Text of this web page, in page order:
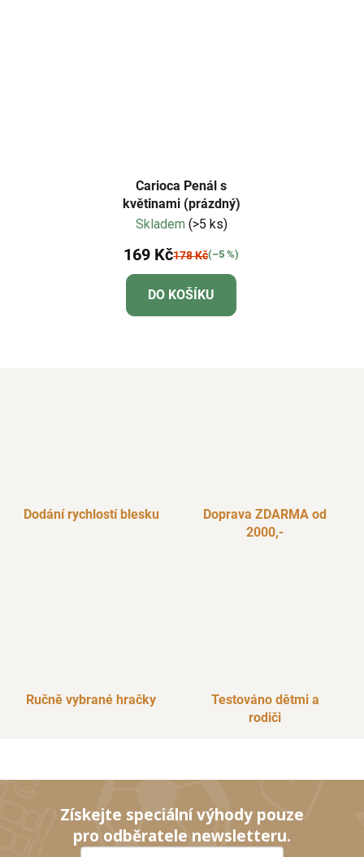
Carioca Penál s
květinami (prázdný)
Skladem (>5 ks)
169 Kč178 Kč(–5 %)
DO KOŠÍKU
Dodání rychlostí blesku
Doprava ZDARMA od
2000,-
Ručně vybrané hračky
Testováno dětmi a
rodiči
Získejte speciální výhody pouze
pro odběratele newsletteru.